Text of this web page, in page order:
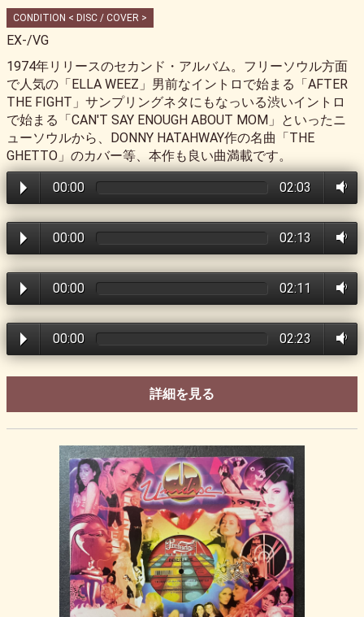
CONDITION < DISC / COVER >
EX-/VG
1974年リリースのセカンド・アルバム。フリーソウル方面
で人気の「ELLA WEEZ」男前なイントロで始まる「AFTER
THE FIGHT」サンプリングネタにもなっいる渋いイントロ
で始まる「CAN'T SAY ENOUGH ABOUT MOM」といったニ
ューソウルから、DONNY HATAHWAY作の名曲「THE
GHETTO」のカバー等、本作も良い曲満載です。
00:00 02:03
00:00 02:13
00:00 02:11
00:00 02:23
詳細を見る